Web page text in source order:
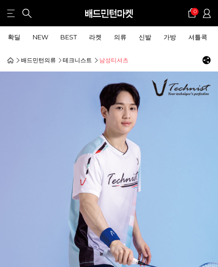
0
확딜 NEW BEST 라켓 의류 신발 가방 셔틀콕
배드민턴의류 테크니스트 남성티셔츠